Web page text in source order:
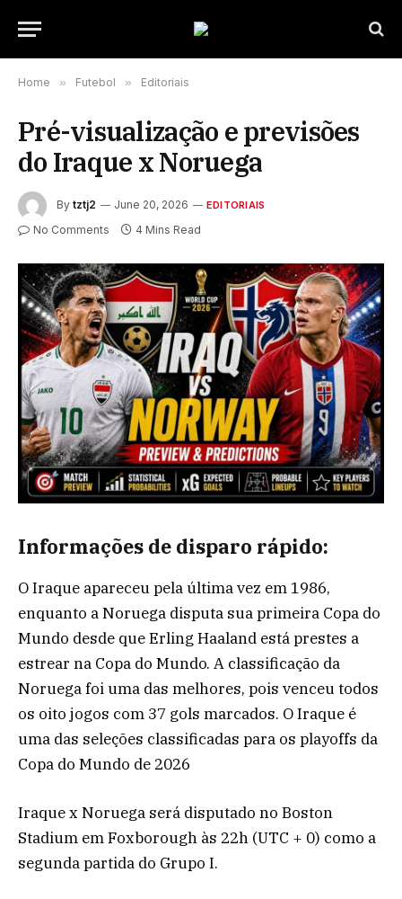
Home » Futebol » Editoriais
Pré-visualização e previsões
do Iraque x Noruega
By tztj2 June 20, 2026 EDITORIAIS
No Comments 4 Mins Read
Informações de disparo rápido:
O Iraque apareceu pela última vez em 1986,
enquanto a Noruega disputa sua primeira Copa do
Mundo desde que Erling Haaland está prestes a
estrear na Copa do Mundo. A classificação da
Noruega foi uma das melhores, pois venceu todos
os oito jogos com 37 gols marcados. O Iraque é
uma das seleções classificadas para os playoffs da
Copa do Mundo de 2026
Iraque x Noruega será disputado no Boston
Stadium em Foxborough às 22h (UTC + 0) como a
segunda partida do Grupo I.